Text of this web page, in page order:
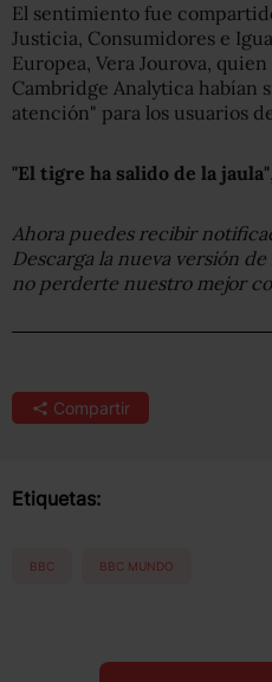
El sentimiento fue
Justicia, Consumidores e
Europea, Vera Jourova,
Cambridge Analytica habían
atención" para los usuarios
"El tigre ha salido de la jaula"
Ahora puedes recibir
Descarga la nueva versión
no perderte nuestro mejor
Compartir
Etiquetas:
BBC BBC MUNDO